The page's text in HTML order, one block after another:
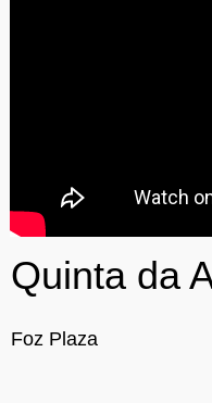
Quinta da
Foz Plaza